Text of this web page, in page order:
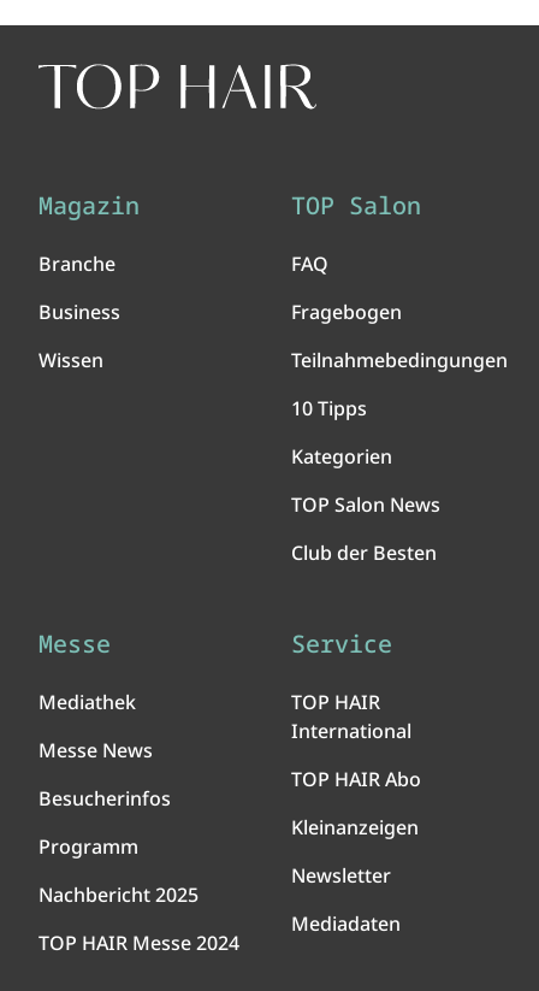
Magazin
Branche
Business
Wissen
TOP Salon
FAQ
Fragebogen
Teilnahmebedingungen
10 Tipps
Kategorien
TOP Salon News
Club der Besten
Messe
Mediathek
Messe News
Besucherinfos
Programm
Nachbericht 2025
TOP HAIR Messe 2024
Service
TOP HAIR
International
TOP HAIR Abo
Kleinanzeigen
Newsletter
Mediadaten